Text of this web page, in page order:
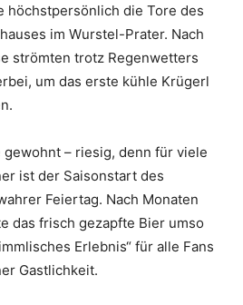
höchstpersönlich die Tore des
im Wurstel-Prater. Nach
strömten trotz Regenwetters
um das erste kühle Krügerl
gewohnt – riesig, denn für viele
ist der Saisonstart des
Feiertag. Nach Monaten
das frisch gezapfte Bier umso
Erlebnis“ für alle Fans
Gastlichkeit.